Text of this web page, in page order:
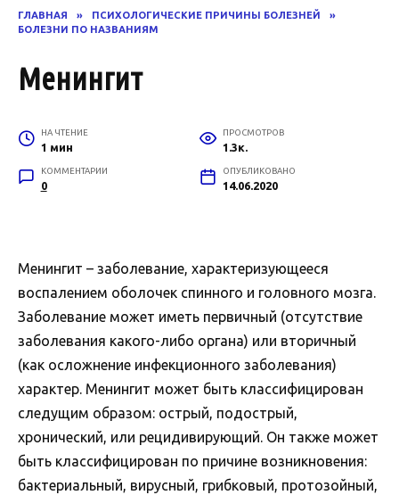
ГЛАВНАЯ » ПСИХОЛОГИЧЕСКИЕ ПРИЧИНЫ БОЛЕЗНЕЙ
»
БОЛЕЗНИ ПО НАЗВАНИЯМ
Менингит
НА ЧТЕНИЕ
1 мин
ПРОСМОТРОВ
1.3к.
КОММЕНТАРИИ
0
ОПУБЛИКОВАНО
14.06.2020
Менингит – заболевание, характеризующееся
воспалением оболочек спинного и головного мозга.
Заболевание может иметь первичный (отсутствие
заболевания какого-либо органа) или вторичный
(как осложнение инфекционного заболевания)
характер. Менингит может быть классифицирован
следущим образом: острый, подострый,
хронический, или рецидивирующий. Он также может
быть классифицирован по причине возникновения:
бактериальный, вирусный, грибковый, протозойный,